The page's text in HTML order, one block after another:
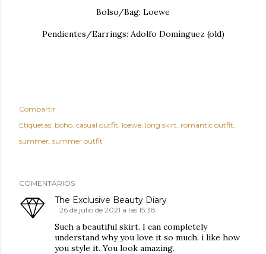
Bolso/Bag: Loewe
Pendientes/Earrings: Adolfo Domínguez (old)
Compartir
Etiquetas: boho casual outfit loewe long skirt romantic outfit
summer summer outfit
COMENTARIOS
The Exclusive Beauty Diary
26 de julio de 2021 a las 15:38
Such a beautiful skirt. I can completely
understand why you love it so much. i like how
you style it. You look amazing.